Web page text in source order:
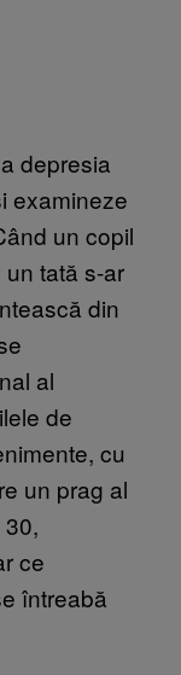
depresia
examineze
un copil
tată s-ar
din
al
de
cu
un prag al
ce
întreabă